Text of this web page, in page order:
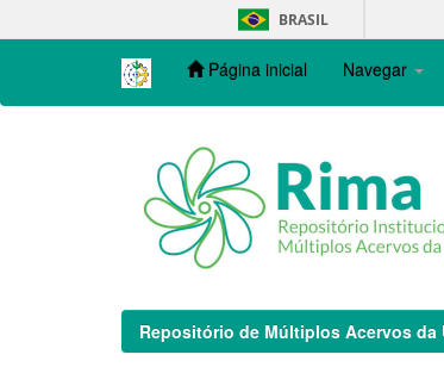
navigation
BRASIL
Página inicial Navegar
Repositório de Múltiplos Acervos da